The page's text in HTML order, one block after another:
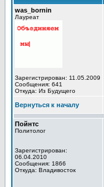
was_bornin
Лауреат
Зарегистрирован: 11.05.2009
Сообщения: 641
Откуда: Из Будущего
Вернуться к началу
Пойнтс
Политолог
Зарегистрирован:
06.04.2010
Сообщения: 1866
Откуда: Владивосток